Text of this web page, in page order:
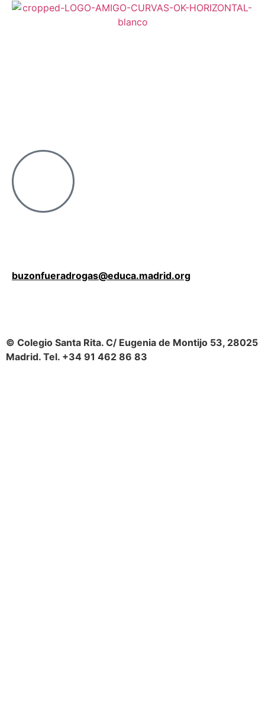
buzonfueradrogas@educa.madrid.org
© Colegio Santa Rita. C/ Eugenia de Montijo 53, 28025
Madrid. Tel. +34 91 462 86 83